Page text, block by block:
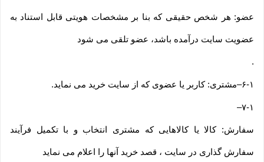
عضو: هر شخص حقیقی که بنا بر مشخصات هویتی قابل استناد به
عضویت سایت درآمده باشد، عضو تلقی می شود
.
۶-۱–مشتری: کاربر یا عضوی که از سایت خرید می نماید.
۷-۱–
سفارش: کالا یا کالاهایی که مشتری انتخاب و با تکمیل فرآیند
سفارش گذاری در سایت ، قصد خرید آنها را اعلام می نماید